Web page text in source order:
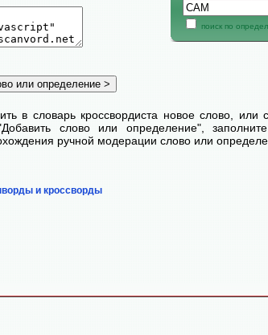
поиск по
в словарь кроссвордиста новое слово,
слово или определение",
ручной модерации слово или
и кроссворды